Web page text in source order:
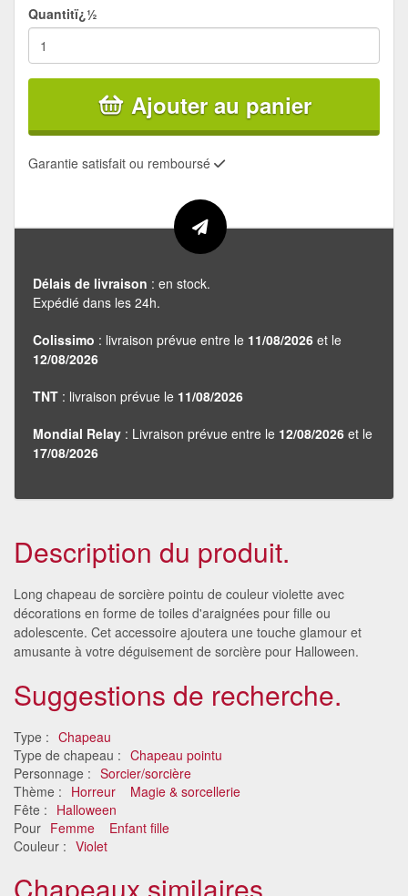
Quantitï¿½
Ajouter au panier
Garantie satisfait ou remboursé
Délais de livraison : en stock.
Expédié dans les 24h.
Colissimo : livraison prévue entre le 11/08/2026 et le
12/08/2026
TNT : livraison prévue le 11/08/2026
Mondial Relay : Livraison prévue entre le 12/08/2026 et le
17/08/2026
Description du produit.
Long chapeau de sorcière pointu de couleur violette avec
décorations en forme de toiles d'araignées pour fille ou
adolescente. Cet accessoire ajoutera une touche glamour et
amusante à votre déguisement de sorcière pour Halloween.
Suggestions de recherche.
Type : Chapeau
Type de chapeau : Chapeau pointu
Personnage : Sorcier/sorcière
Thème : Horreur
Magie & sorcellerie
Fête : Halloween
Pour Femme
Enfant fille
Couleur : Violet
Chapeaux similaires